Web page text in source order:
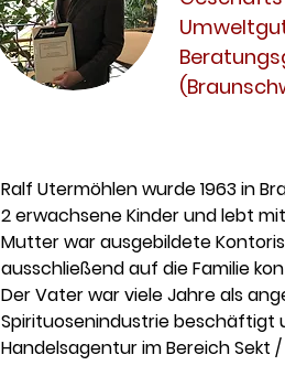
Ralf Utermöhlen wurde 1963 in
2 erwachsene Kinder und lebt
Mutter war ausgebildete
ausschließend auf die Familie
Der Vater war viele Jahre als
Spirituosenindustrie beschäftigt
Handelsagentur im Bereich Sekt